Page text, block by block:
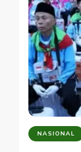
NASIONAL